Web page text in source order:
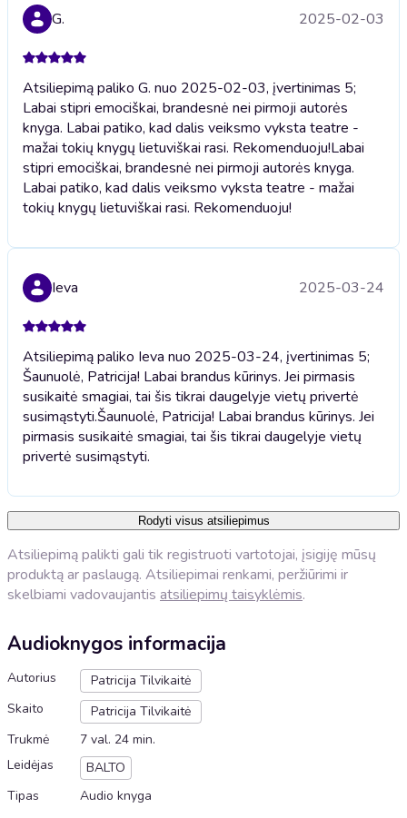
G. 2025-02-03
Atsiliepimą paliko G. nuo 2025-02-03, įvertinimas 5;
Labai stipri emociškai, brandesnė nei pirmoji autorės
knyga. Labai patiko, kad dalis veiksmo vyksta teatre -
mažai tokių knygų lietuviškai rasi. Rekomenduoju!Labai
stipri emociškai, brandesnė nei pirmoji autorės knyga.
Labai patiko, kad dalis veiksmo vyksta teatre - mažai
tokių knygų lietuviškai rasi. Rekomenduoju!
Ieva 2025-03-24
Atsiliepimą paliko Ieva nuo 2025-03-24, įvertinimas 5;
Šaunuolė, Patricija! Labai brandus kūrinys. Jei pirmasis
susikaitė smagiai, tai šis tikrai daugelyje vietų privertė
susimąstyti.Šaunuolė, Patricija! Labai brandus kūrinys. Jei
pirmasis susikaitė smagiai, tai šis tikrai daugelyje vietų
privertė susimąstyti.
Rodyti visus atsiliepimus
Atsiliepimą palikti gali tik registruoti vartotojai, įsigiję mūsų
produktą ar paslaugą. Atsiliepimai renkami, peržiūrimi ir
skelbiami vadovaujantis atsiliepimų taisyklėmis.
Audioknygos informacija
Autorius
Patricija Tilvikaitė
Skaito
Patricija Tilvikaitė
Trukmė
7 val. 24 min.
Leidėjas
BALTO
Tipas
Audio knyga